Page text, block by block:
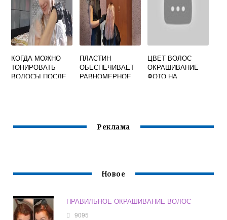
КОГДА МОЖНО
ТОНИРОВАТЬ
ВОЛОСЫ ПОСЛЕ
ПЛАСТИН
ОБЕСПЕЧИВАЕТ
РАВНОМЕРНОЕ
ЦВЕТ ВОЛОС
ОКРАШИВАНИЕ
ФОТО НА
Реклама
Новое
ПРАВИЛЬНОЕ ОКРАШИВАНИЕ ВОЛОС
9095